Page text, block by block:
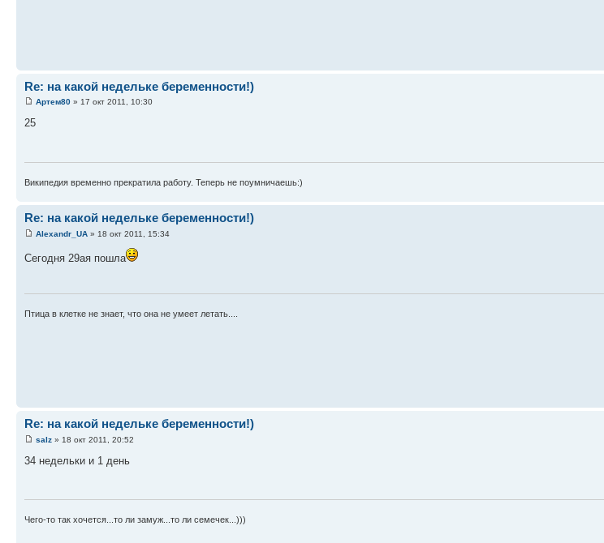
Re: на какой недельке беременности!)
Артем80 » 17 окт 2011, 10:30
25
Википедия временно прекратила работу. Теперь не поумничаешь:)
Re: на какой недельке беременности!)
Alexandr_UA » 18 окт 2011, 15:34
Сегодня 29ая пошла
Птица в клетке не знает, что она не умеет летать....
Re: на какой недельке беременности!)
salz » 18 окт 2011, 20:52
34 недельки и 1 день
Чего-то так хочется...то ли замуж...то ли семечек...)))